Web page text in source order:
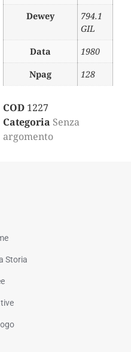
Dewey
794.1
GIL
Data
1980
Npag
128
COD 1227
Categoria Senza
argomento
Storia